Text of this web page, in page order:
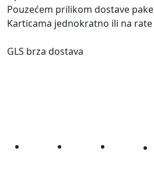
Pouzećem prilikom dostave
Karticama jednokratno ili na rate
GLS brza dostava